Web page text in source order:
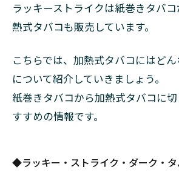
にし
ない
こと
9.4
本当
にや
ばい
BAT
力
ラッキーストライクは紙巻きタバ
熱式タバコも販売しています。
こちらでは、加熱式タバコにはど
について紹介していきましょう。
紙巻きタバコから加熱式タバコに
すすめの情報です。
◆ラッキー・ストライク・ダーク・タ